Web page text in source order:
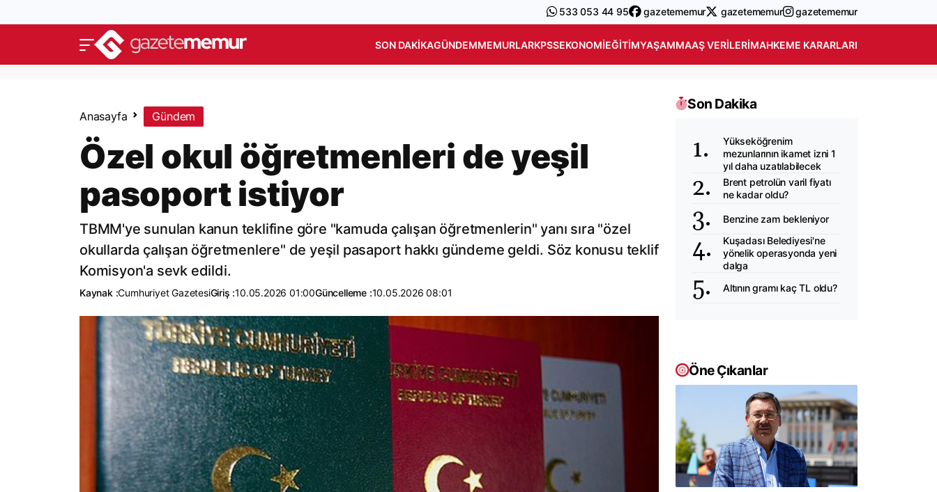
533 053 44 95 gazetememur gazetememur gazetememur
SON DAKIKAGÜNDEMMEMURLARKPSSEKONOMIEĞITIMYAŞAMMAAŞ VERILERIMAHKEME KARARLARI
Anasayfa Gündem
Özel okul öğretmenleri de yeşil
pasoport istiyor
TBMM'ye sunulan kanun teklifine göre "kamuda çalışan öğretmenlerin" yanı sıra "özel
okullarda çalışan öğretmenlere" de yeşil pasaport hakkı gündeme geldi. Söz konusu teklif
Komisyon'a sevk edildi.
Kaynak :Cumhuriyet GazetesiGiriş :10.05.2026 01:00Güncelleme :10.05.2026 08:01
Son Dakika
Yükseköğrenim
mezunlarının ikamet izni 1
yıl daha uzatılabilecek
Brent petrolün varil fiyatı
ne kadar oldu?
Benzine zam bekleniyor
Kuşadası Belediyesi'ne
yönelik operasyonda yeni
dalga
Altının gramı kaç TL oldu?
Öne Çıkanlar